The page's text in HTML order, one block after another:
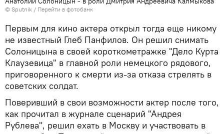
© Sputnik / Перейти в фотобанк
Первым для кино актера открыл тогда еще никому
не известный Глеб Панфилов. Он решил снимать
Солоницына в своей короткометражке "Дело Курта
Клаузевица" в главной роли немецкого рядового,
приговоренного к смерти из-за отказа стрелять в
советских солдат.
Поверивший в свои возможности актер после того,
как прочитал в журнале сценарий "Андрея
Рублева", решил ехать в Москву и участвовать в